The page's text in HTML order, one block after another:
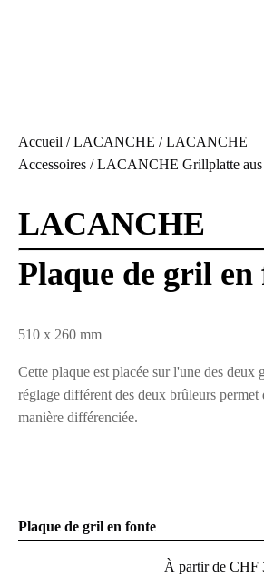
Accueil /LACANCHE /LACANCHE
Accessoires / LACANCHE Grillplatte aus
LACANCHE
Plaque de gril en
510 x 260 mm
Cette plaque est placée sur l'une des deux
réglage différent des deux brûleurs permet
manière différenciée.
Plaque de gril en fonte
À partir de CHF